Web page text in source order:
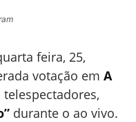
feira, 25,
votação em A
durante o ao vivo.